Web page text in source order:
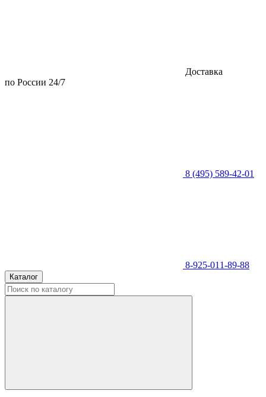
Доставка
по России 24/7
8 (495) 589-42-01
8-925-011-89-88
Каталог